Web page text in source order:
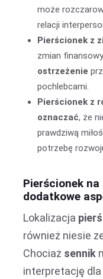
może
relacji
Pierścionek z
zmian
ostrzeżenie
pochlebcami.
Pierścionek z
oznaczać, że
prawdziwą
potrzebę
Pierścionek
dodatkowe
Lokalizacja
również niesie
Chociaż sennik
interpretację dla